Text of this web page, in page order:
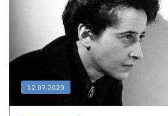
12.07.2020